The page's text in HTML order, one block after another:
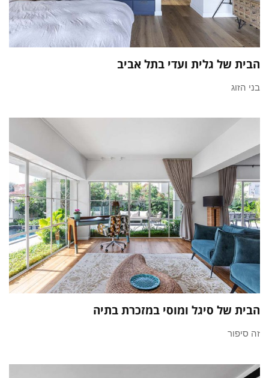
הבית של גלית ועדי בתל אביב
בני הזוג
הבית של סיגל ומוסי במזכרת בתיה
זה סיפור